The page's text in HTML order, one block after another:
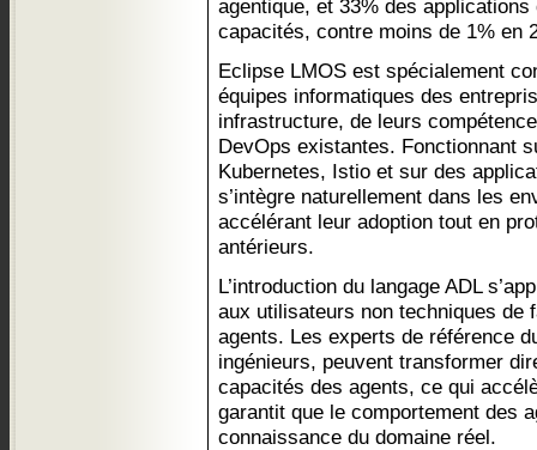
agentique, et 33% des
capacités, contre moins de 1% en
Eclipse LMOS est spécialement
équipes informatiques des
infrastructure, de leurs
DevOps existantes. Fonctionnant
Kubernetes, Istio et sur des
s’intègre naturellement dans les
accélérant leur adoption tout en
antérieurs.
L’introduction du langage ADL
aux utilisateurs non techniques de
agents. Les experts de référence
ingénieurs, peuvent transformer
capacités des agents, ce qui
garantit que le comportement des
connaissance du domaine réel.